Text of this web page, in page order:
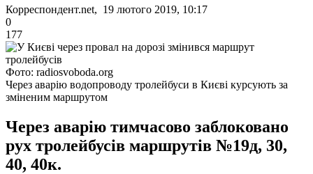
Корреспондент.net, 19 лютого 2019, 10:17
0
177
Фото: radiosvoboda.org
Через аварію водопроводу тролейбуси в Києві курсують за
зміненим маршрутом
Через аварію тимчасово заблоковано
рух тролейбусів маршрутів №19д, 30,
40, 40к.